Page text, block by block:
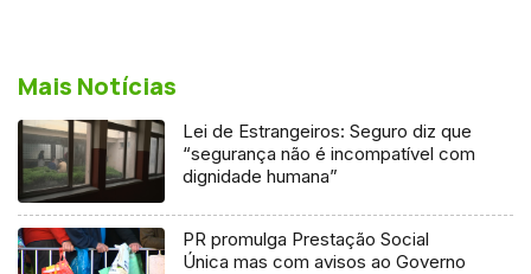
Mais Notícias
Lei de Estrangeiros: Seguro diz que
“segurança não é incompatível com
dignidade humana”
PR promulga Prestação Social
Única mas com avisos ao Governo